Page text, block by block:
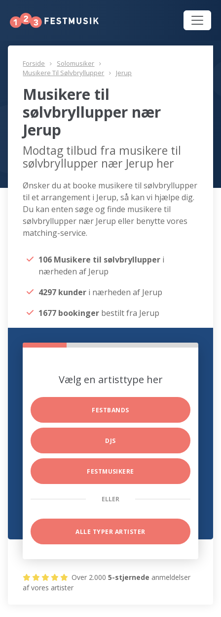
Forside
Solomusiker
Musikere Til Sølvbryllupper
Jerup
Musikere til
sølvbryllupper nær
Jerup
Modtag tilbud fra musikere til
sølvbryllupper nær Jerup her
Ønsker du at booke musikere til sølvbryllupper
til et arrangement i Jerup, så kan vi hjælpe dig.
Du kan enten søge og finde musikere til
sølvbryllupper nær Jerup eller benytte vores
matching-service.
106 Musikere til sølvbryllupper i
nærheden af Jerup
4297 kunder i nærheden af Jerup
1677 bookinger bestilt fra Jerup
Vælg en artisttype her
FESTBANDS
DJS
FESTMUSIKERE
ELLER
ALLE TYPER ARTISTER
Over 2.0005-stjernede anmeldelser
af vores artister